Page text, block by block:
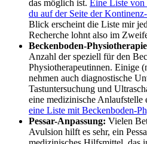
das möglich ist. Eine Liste
du auf der Seite der
Blick erscheint die Liste mir
Recherche lohnt also im
Beckenboden-
Anzahl der speziell für den
Physiotherapeutinnen. Einige
nehmen auch diagnostische
Tastuntersuchung und
eine medizinische Anlaufstelle
eine Liste mit Beckenboden-
Pessar-Anpassung: Vielen
Avulsion hilft es sehr, ein